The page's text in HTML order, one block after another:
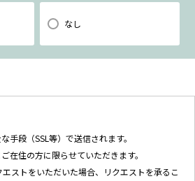
なし
手段（SSL等）で送信されます。
在住の方に限らせていただきます。
ストをいただいた場合、リクエストを承るこ